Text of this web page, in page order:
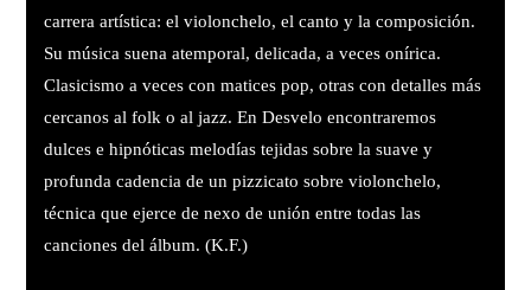
carrera artística: el violonchelo, el canto y la composición.
Su música suena atemporal, delicada, a veces onírica.
Clasicismo a veces con matices pop, otras con detalles más
cercanos al folk o al jazz. En Desvelo encontraremos
dulces e hipnóticas melodías tejidas sobre la suave y
profunda cadencia de un pizzicato sobre violonchelo,
técnica que ejerce de nexo de unión entre todas las
canciones del álbum. (K.F.)